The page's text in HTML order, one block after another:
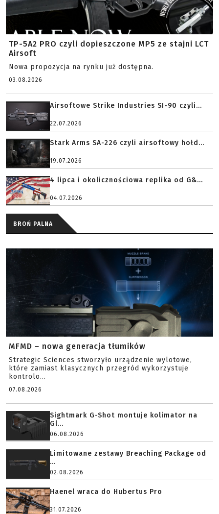
TP-5A2 PRO czyli dopieszczone MP5 ze stajni LCT
Airsoft
Nowa propozycja na rynku już dostępna.
03.08.2026
Airsoftowe Strike Industries SI-90 czyli...
22.07.2026
Stark Arms SA-226 czyli airsoftowy hołd...
19.07.2026
4 lipca i okolicznościowa replika od G&...
04.07.2026
BROŃ PALNA
MFMD – nowa generacja tłumików
Strategic Sciences stworzyło urządzenie wylotowe,
które zamiast klasycznych przegród wykorzystuje
kontrolo...
07.08.2026
Sightmark G-Shot montuje kolimator na
Gl...
06.08.2026
Limitowane zestawy Breaching Package od
...
02.08.2026
Haenel wraca do Hubertus Pro
31.07.2026